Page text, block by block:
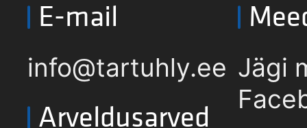
E-mail
info@tartuhly.ee
Arveldusarved
Jägi